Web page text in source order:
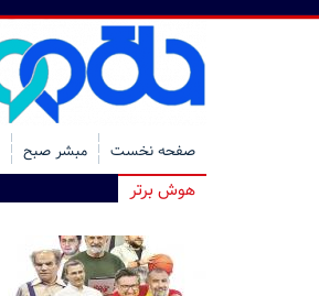
صفحه نخست مبشر صبح
هوش برتر